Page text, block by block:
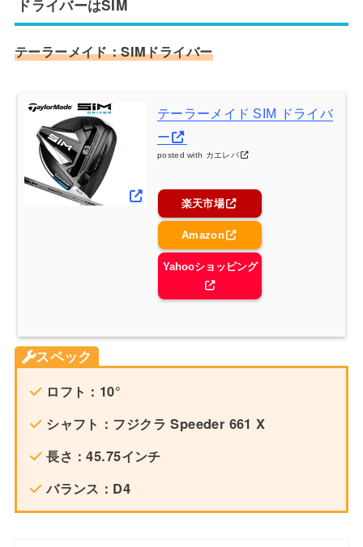
ドライバーはSIM
テーラーメイド：SIMドライバー
テーラーメイド SIM ドライバ
ー
posted with カエレバ
楽天市場
Amazon
Yahooショッピング
スペック
ロフト：10°
シャフト：フジクラ Speeder 661 X
長さ：45.75インチ
バランス：D4